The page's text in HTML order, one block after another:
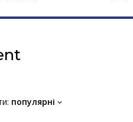
популярні